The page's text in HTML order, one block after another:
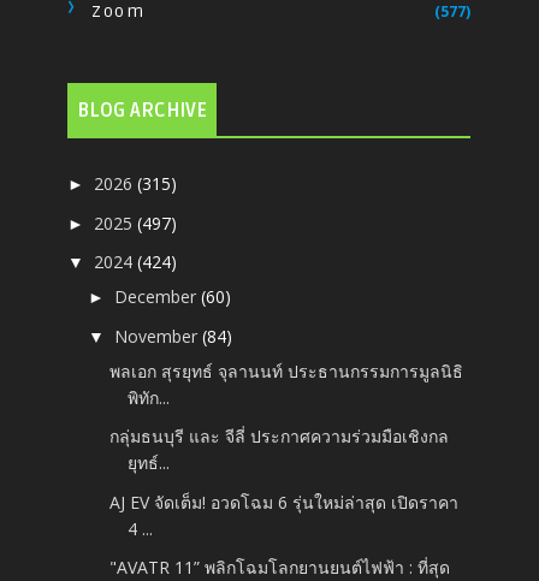
Zoom (577)
BLOG ARCHIVE
► 2026(315)
► 2025(497)
▼ 2024(424)
► December(60)
▼ November(84)
พลเอก สุรยุทธ์ จุลานนท์ ประธานกรรมการมูลนิธิ
พิทัก...
กลุ่มธนบุรี และ จีลี่ ประกาศความร่วมมือเชิงกล
ยุทธ์...
AJ EV จัดเต็ม! อวดโฉม 6 รุ่นใหม่ล่าสุด เปิดราคา
4 ...
"AVATR 11” พลิกโฉมโลกยานยนต์ไฟฟ้า : ที่สุด